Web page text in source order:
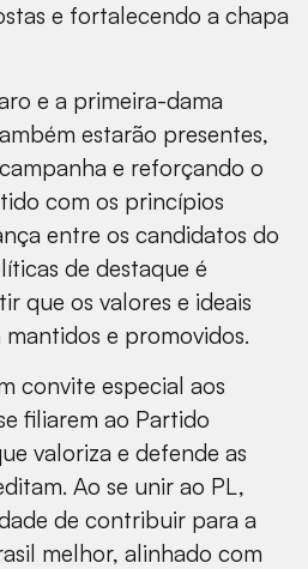
e fortalecendo a chapa
e a primeira-dama
estarão presentes,
e reforçando o
com os princípios
entre os candidatos do
de destaque é
que os valores e ideais
e promovidos.
convite especial aos
filiarem ao Partido
valoriza e defende as
Ao se unir ao PL,
de contribuir para a
melhor, alinhado com